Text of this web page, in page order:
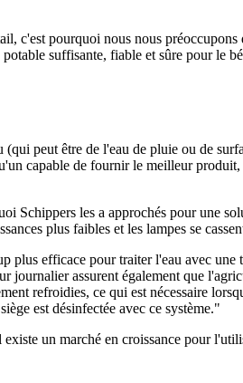
c'est pourquoi nous nous
suffisante, fiable et sûre pour le
peut être de l'eau de pluie ou de
capable de fournir le meilleur produit,
Schippers les a approchés pour une
plus faibles et les lampes se
efficace pour traiter l'eau avec
assurent également que
refroidies, ce qui est nécessaire
est désinfectée avec ce système."
un marché en croissance pour